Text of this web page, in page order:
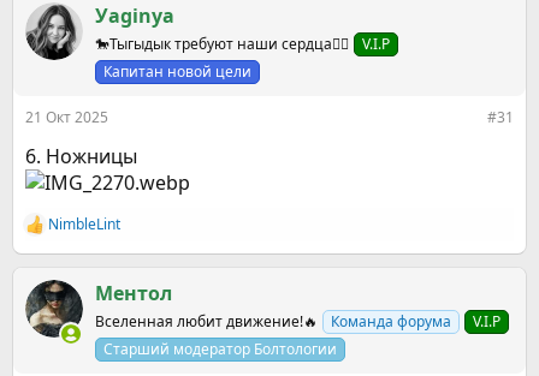
к
ц
и
Уaginya
🐎Тыгыдык требуют наши сердца❤️‍🔥
V.I.P
Капитан новой цели
21 Окт 2025 #31
6. Ножницы
Р
е
к
ц
и
NimbleLint
Ментол
Вселенная любит движение!🔥 Команда форума
V.I.P
Старший модератор Болтологии